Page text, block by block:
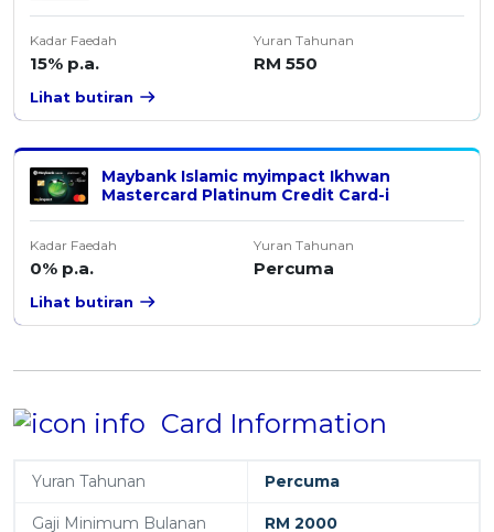
Kadar Faedah
15% p.a.
Yuran Tahunan
RM 550
Lihat butiran
Maybank Islamic myimpact Ikhwan
Mastercard Platinum Credit Card-i
Kadar Faedah
0% p.a.
Yuran Tahunan
Percuma
Lihat butiran
Card Information
Yuran Tahunan Percuma
Gaji Minimum Bulanan RM 2000